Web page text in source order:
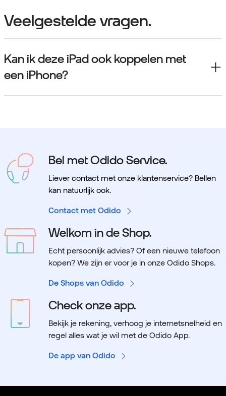
Veelgestelde vragen.
Kan ik deze iPad ook koppelen met
een iPhone?
Bel met Odido Service.
Liever contact met onze klantenservice? Bellen
kan natuurlijk ook.
Contact met Odido
Welkom in de Shop.
Echt persoonlijk advies? Of een nieuwe telefoon
kopen? We zijn er voor je in onze Odido Shops.
De Shops van Odido
Check onze app.
Bekijk je rekening, verhoog je internetsnelheid en
regel alles wat je wil met de Odido App.
De app van Odido